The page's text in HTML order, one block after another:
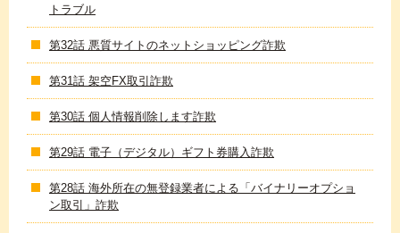
トラブル
第32話 悪質サイトのネットショッピング詐欺
第31話 架空FX取引詐欺
第30話 個人情報削除します詐欺
第29話 電子（デジタル）ギフト券購入詐欺
第28話 海外所在の無登録業者による「バイナリーオプショ
ン取引」詐欺